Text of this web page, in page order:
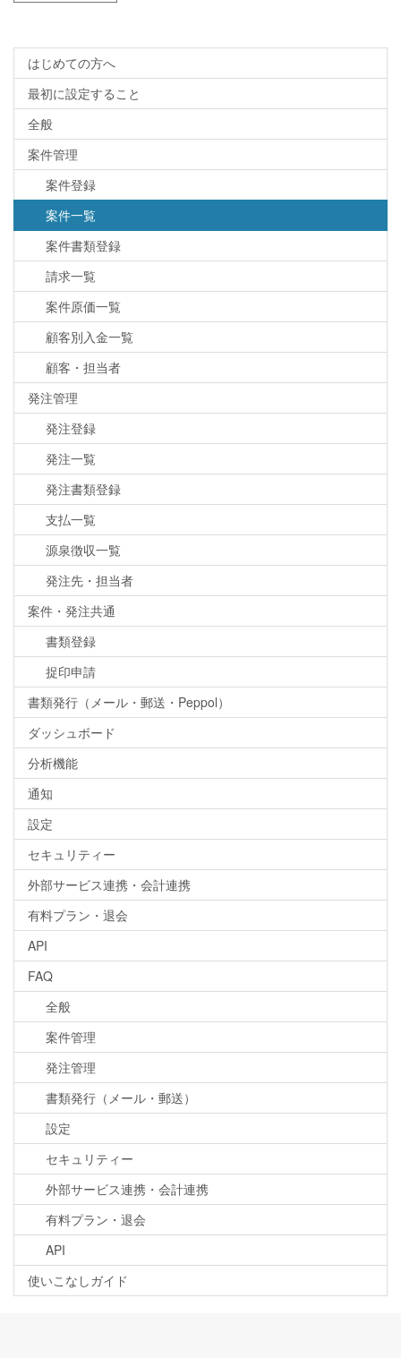
はじめての方へ
最初に設定すること
全般
案件管理
案件登録
案件一覧
案件書類登録
請求一覧
案件原価一覧
顧客別入金一覧
顧客・担当者
発注管理
発注登録
発注一覧
発注書類登録
支払一覧
源泉徴収一覧
発注先・担当者
案件・発注共通
書類登録
捉印申請
書類発行（メール・郵送・Peppol）
ダッシュボード
分析機能
通知
設定
セキュリティー
外部サービス連携・会計連携
有料プラン・退会
API
FAQ
全般
案件管理
発注管理
書類発行（メール・郵送）
設定
セキュリティー
外部サービス連携・会計連携
有料プラン・退会
API
使いこなしガイド